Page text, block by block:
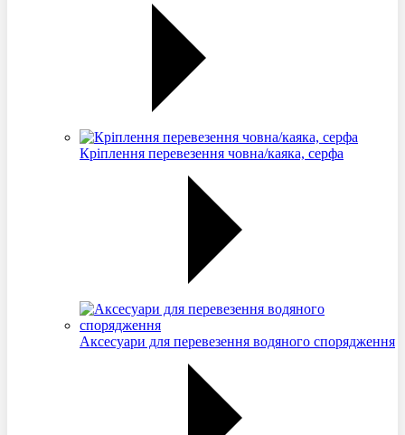
Кріплення перевезення човна/каяка, серфа
Аксесуари для перевезення водяного спорядження